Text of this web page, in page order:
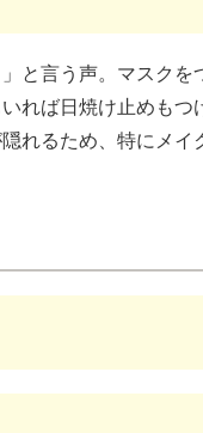
と言う声。マスク
れば日焼け止めも
れるため、特にメイ